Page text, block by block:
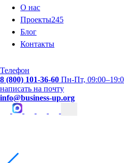
О нас
Проекты245
Блог
Контакты
Телефон
8 (800) 101-36-60 Пн-Пт,
написать на почту
info@business-up.org